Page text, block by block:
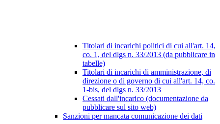
Titolari di incarichi politici di cui all'art. 14,
co. 1, del dlgs n. 33/2013 (da pubblicare in
tabelle)
Titolari di incarichi di amministrazione, di
direzione o di governo di cui all'art. 14, co.
1-bis, del dlgs n. 33/2013
Cessati dall'incarico (documentazione da
pubblicare sul sito web)
Sanzioni per mancata comunicazione dei dati